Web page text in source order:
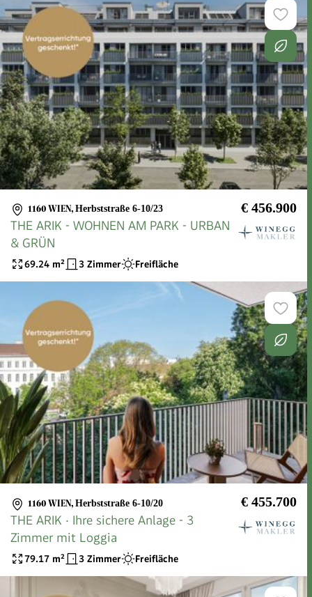
1160 WIEN, Herbststraße 6-10/23 € 456.900
THE ARIK - WOHNEN AM PARK - URBAN
& GRÜN
69.24 m² 3 Zimmer Freifläche
1160 WIEN, Herbststraße 6-10/20 € 455.700
THE ARIK · Ihre sichere Anlage - 3
Zimmer mit Loggia
79.17 m² 3 Zimmer Freifläche